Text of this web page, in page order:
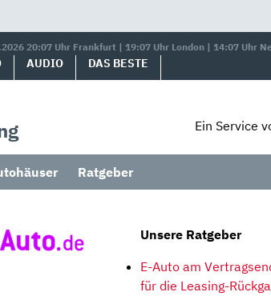
20:07 Uhr Frankfurt | 19:07 Uhr London | 14:07 Uhr
AUDIO DAS BESTE
Ein Service
Ratgeber
Unsere Ratgeber
E-Auto am
für die Leasing-